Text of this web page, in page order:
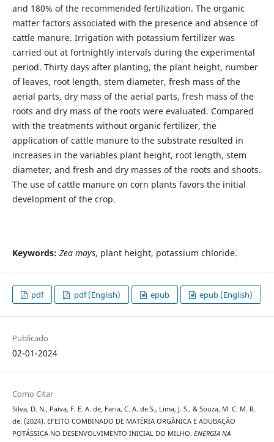
and 180% of the recommended fertilization. The organic
matter factors associated with the presence and absence of
cattle manure. Irrigation with potassium fertilizer was
carried out at fortnightly intervals during the experimental
period. Thirty days after planting, the plant height, number
of leaves, root length, stem diameter, fresh mass of the
aerial parts, dry mass of the aerial parts, fresh mass of the
roots and dry mass of the roots were evaluated. Compared
with the treatments without organic fertilizer, the
application of cattle manure to the substrate resulted in
increases in the variables plant height, root length, stem
diameter, and fresh and dry masses of the roots and shoots.
The use of cattle manure on corn plants favors the initial
development of the crop.
Keywords: Zea mays, plant height, potassium chloride.
pdf pdf (English) epub epub (English)
Publicado
02-01-2024
Como Citar
Silva, D. N., Paiva, F. E. A. de, Faria, C. A. de S., Lima, J. S., & Souza, M. C. M. R.
de. (2024). EFEITO COMBINADO DE MATÉRIA ORGÂNICA E ADUBAÇÃO
POTÁSSICA NO DESENVOLVIMENTO INICIAL DO MILHO. ENERGIA NA